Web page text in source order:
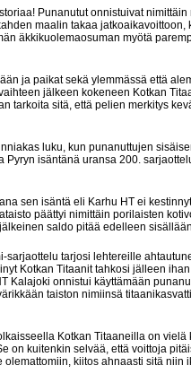
Punanutut onnistuivat nimittäin
maalin takaa jatkoaikavoittoon,
äkkikuolemaosuman myötä
ja paikat sekä ylemmässä että
jälkeen kokeneen Kotkan
tarkoita sitä, että pelien merkitys
luku, kun punanuttujen
isäntänä uransa 200.
sen isäntä eli Karhu HT ei
päättyi nimittäin porilaisten
saldo pitää edelleen
tarjosi lehtereille
Kotkan Titaanit tahkosi jälleen
Kalajoki onnistui käyttämään
taiston nimiinsä
Kotkan Titaaneilla on vielä
on kuitenkin selvää, että voittoja
kiitos ahnaasti sitä niin